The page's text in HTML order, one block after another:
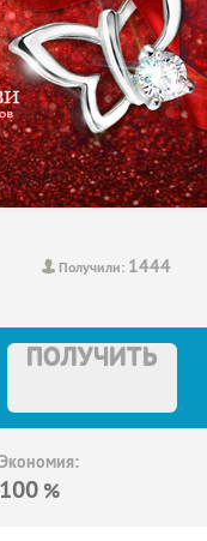
Получили: 1444
ПОЛУЧИТЬ
Экономия:
100 %